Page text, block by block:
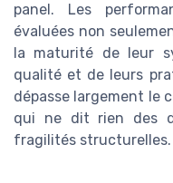
panel. Les
évaluées non
la maturité de leur
qualité et de leurs
dépasse largement le
qui ne dit rien des
fragilités structurelles.